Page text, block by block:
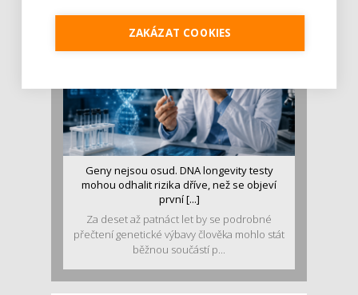
Geny nejsou osud. DNA longevity testy
mohou odhalit rizika dříve, než se objeví
první [...]
Za deset až patnáct let by se podrobné
přečtení genetické výbavy člověka mohlo stát
běžnou součástí p...
ZAKÁZAT COOKIES